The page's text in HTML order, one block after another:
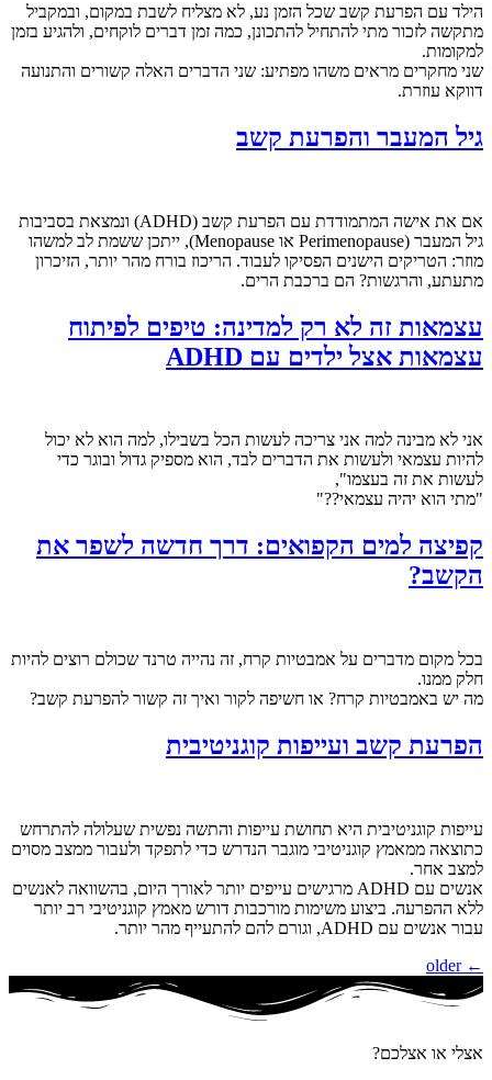
הילד עם הפרעת קשב שכל הזמן נע, לא מצליח לשבת במקום, ובמקביל
מתקשה לזכור מתי להתחיל להתכונן, כמה זמן דברים לוקחים, ולהגיע בזמן
למקומות.
שני מחקרים מראים משהו מפתיע: שני הדברים האלה קשורים והתנועה
דווקא עוזרת.
גיל המעבר והפרעת קשב
אם את אישה המתמודדת עם הפרעת קשב (ADHD) ונמצאת בסביבות
גיל המעבר (Perimenopause או Menopause), ייתכן ששמת לב למשהו
מוזר: הטריקים הישנים הפסיקו לעבוד. הריכוז בורח מהר יותר, הזיכרון
מתעתע, והרגשות? הם ברכבת הרים.
עצמאות זה לא רק למדינה: טיפים לפיתוח
עצמאות אצל ילדים עם ADHD
אני לא מבינה למה אני צריכה לעשות הכל בשבילו, למה הוא לא יכול
להיות עצמאי ולעשות את הדברים לבד, הוא מספיק גדול ובוגר כדי
לעשות את זה בעצמו",
"מתי הוא יהיה עצמאי??"
קפיצה למים הקפואים: דרך חדשה לשפר את
הקשב?
בכל מקום מדברים על אמבטיות קרח, זה נהייה טרנד שכולם רוצים להיות
חלק ממנו.
מה יש באמבטיות קרח? או חשיפה לקור ואיך זה קשור להפרעת קשב?
הפרעת קשב ועייפות קוגניטיבית
עייפות קוגניטיבית היא תחושת עייפות והתשה נפשית שעלולה להתרחש
כתוצאה ממאמץ קוגניטיבי מוגבר הנדרש כדי לתפקד ולעבור ממצב מסוים
למצב אחר.
אנשים עם ADHD מרגישים עייפים יותר לאורך היום, בהשוואה לאנשים
ללא ההפרעה. ביצוע משימות מורכבות דורש מאמץ קוגניטיבי רב יותר
עבור אנשים עם ADHD, וגורם להם להתעייף מהר יותר.
←
older
אצלי או אצלכם?